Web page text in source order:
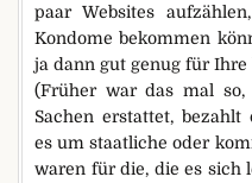
paar Websites
Kondome bekommen
ja dann gut genug für
(Früher war das mal so,
Sachen erstattet,
es um staatliche oder
waren für die, die es sich